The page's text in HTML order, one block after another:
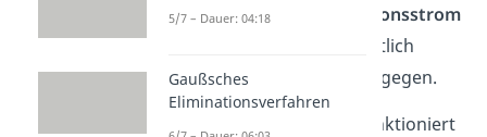
hat, lässt aber der
Induktionsstrom
nach und steht dem eigentlich
Stromfluss nicht mehr entgegen.
funktioniert
5/7 – Dauer: 04:18
Gaußsches
Eliminationsverfahren